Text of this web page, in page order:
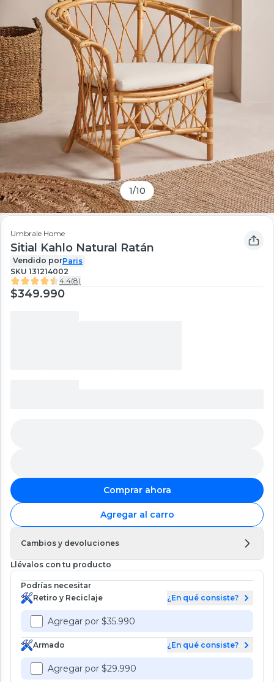
1/10
Umbrale Home
Sitial Kahlo Natural Ratán
Vendido porParis
SKU 131214002
4.4(8)
$349.990
Comprar ahora
Agregar al carro
Cambios y devoluciones
Llévalos con tu producto
Podrías necesitar
Retiro y Reciclaje
¿En qué consiste?
Agregar por $35.990
Armado ¿En qué consiste?
Agregar por $29.990